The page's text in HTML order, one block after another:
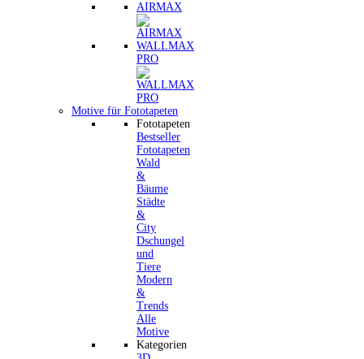
AIRMAX
WALLMAX
PRO
Motive für Fototapeten
Fototapeten
Bestseller
Fototapeten
Wald
&
Bäume
Städte
&
City
Dschungel
und
Tiere
Modern
&
Trends
Alle
Motive
Kategorien